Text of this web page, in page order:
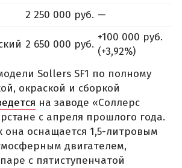
2 250 000 руб. —
2 650 000 руб.
+100 000 руб.
(+3,92%)
Sollers SF1 по полному
окраской и сборкой
на заводе «Соллерс
с апреля прошлого года.
она оснащается 1,5-литровым
двигателем,
с пятиступенчатой